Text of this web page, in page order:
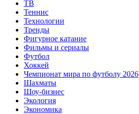
ТВ
Теннис
Технологии
Тренды
Фигурное катание
Фильмы и сериалы
Футбол
Хоккей
Чемпионат мира по футболу 2026
Шахматы
Шоу-бизнес
Экология
Экономика